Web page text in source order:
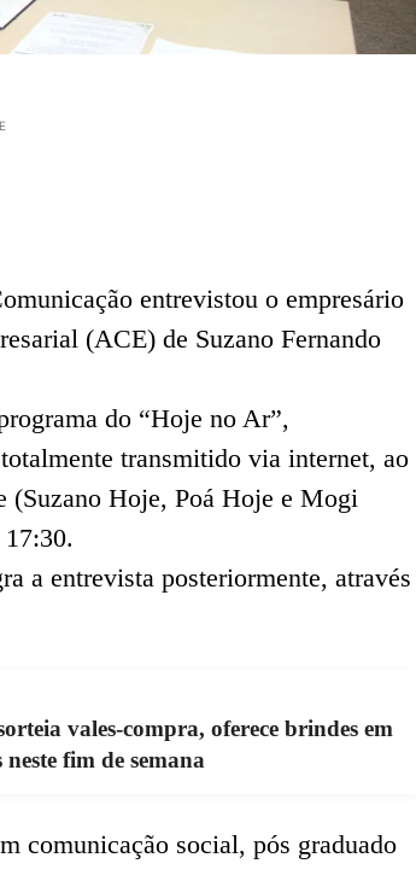
entrevistou o empresário
(ACE) de Suzano Fernando
do “Hoje no Ar”,
transmitido via internet, ao
(Suzano Hoje, Poá Hoje e Mogi
a entrevista posteriormente, através
vales-compra, oferece brindes em
fim de semana
comunicação social, pós graduado